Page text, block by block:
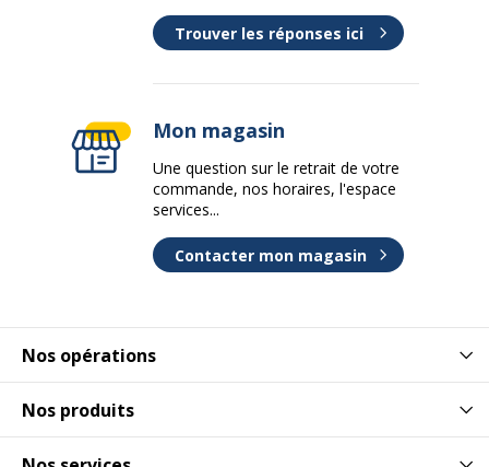
Nos opérations
Nos produits
Trouver les réponses ici
Mon magasin
Une question sur le retrait de votre
commande, nos horaires, l'espace
services...
Contacter mon magasin